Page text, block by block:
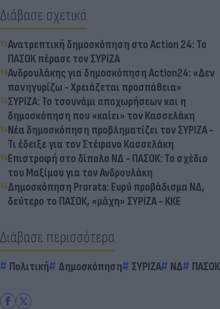
Διάβασε σχετικά
Ανατρεπτική δημοσκόπηση στο Action 24: Το
ΠΑΣΟΚ πέρασε τον ΣΥΡΙΖΑ
Ανδρουλάκης για δημοσκόπηση Action24: «Δεν
πανηγυρίζω - Xρειάζεται προσπάθεια»
ΣΥΡΙΖΑ: Το τσουνάμι αποχωρήσεων και η
δημοσκόπηση που «καίει» τον Κασσελάκη
Νέα δημοσκόπηση προβληματίζει τον ΣΥΡΙΖΑ -
Τι έδειξε για τον Στέφανο Κασσελάκη
Επιστροφή στο δίπολο ΝΔ - ΠΑΣΟΚ: Το σχέδιο
του Μαξίμου για τον Ανδρουλάκη
Δημοσκόπηση Prorata: Ευρύ προβάδισμα ΝΔ,
δεύτερο το ΠΑΣΟΚ, «μάχη» ΣΥΡΙΖΑ - ΚΚΕ
Διάβασε περισσότερα
Πολιτική Δημοσκόπηση ΣΥΡΙΖΑ ΝΔ ΠΑΣΟΚ